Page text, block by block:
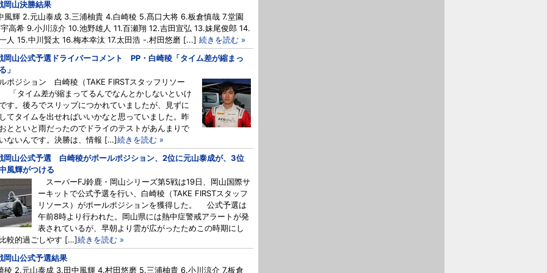
岡山決勝結果
風輝 2.元山泰成 3.三浦柚貴 4.白崎稜 5.髙口大将 6.板倉慎哉 7.堂園
高希 9.小川涼介 10.池野雄人 11.百瀬翔 12.吉田宣弘 13.妹尾俊郎 14.
人 15.中川賢太 16.梅本幸汰 17.太田浩 -.村田悠磨 [...] 続きを読む »
岡山公式予選ドライバーコメント PP・白崎稜「タイム差が縮まっ
」
ポジション 白崎稜（TAKE FIRSTスタッフリソー
タイム差が縮まってるんでなんとかしないといけ
す。後ろでスリップにつかれていましたが、見ずに
てタイムを出せればいいかなと思っていました。昨
とといと雨だったのでドライのテストがあんまりで
ないんです。決勝は、情報 […]続きを読む »
岡山公式予選 白崎稜がポールポジション、2位に元山泰成が、3位
風輝がつける
スーパーFJ鈴鹿・岡山シリーズ第5戦は19日、岡山国際サ
ーキットで公式予選を行い、白崎稜（TAKE FIRSTスタッフ
リソース）がポールポジションを獲得した。 公式予選は
午前8時より行われた。岡山県には熱中症警戒アラートが発
表されているが、早朝より雲が広がったためこの時期にし
較的過ごしやす […]続きを読む »
岡山公式予選結果
稜 2.元山泰成 3.田中風輝 4.村田悠磨 5.三浦柚貴 6.小川涼介 7.板倉